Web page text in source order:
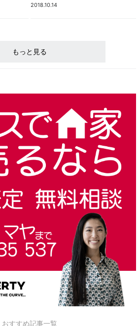
2018.10.14
もっと見る
おすすめ記事一覧